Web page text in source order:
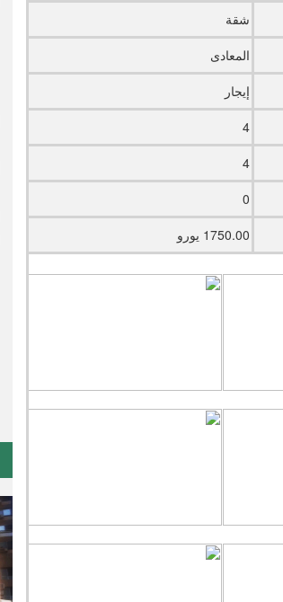
شقة
المعادى
إيجار
4
4
0
1750.00 يورو